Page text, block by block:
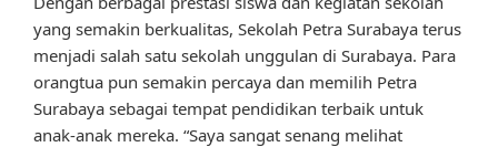
yang semakin berkualitas, Sekolah Petra Surabaya terus
menjadi salah satu sekolah unggulan di Surabaya. Para
orangtua pun semakin percaya dan memilih Petra
Surabaya sebagai tempat pendidikan terbaik untuk
anak-anak mereka. “Saya sangat senang melihat